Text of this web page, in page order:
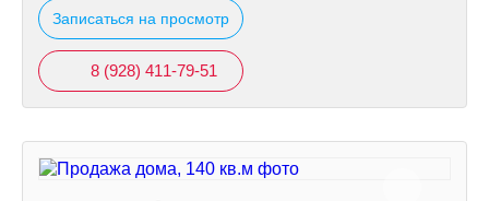
Записаться на просмотр
8 (928) 411-79-51